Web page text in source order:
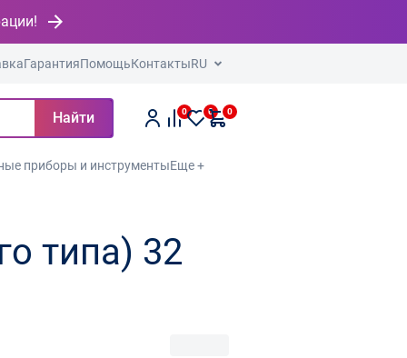
ГарантияПомощьКонтактыRU
Найти 0 0 0
приборы и инструментыЕще +
типа) 32